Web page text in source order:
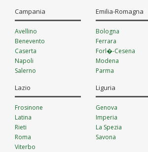
Campania
Avellino
Benevento
Caserta
Napoli
Salerno
Emilia-Romagna
Bologna
Ferrara
Forl�-Cesena
Modena
Parma
Ravenna
Reggio Emilia
Rimini
Lazio
Frosinone
Latina
Rieti
Roma
Viterbo
Liguria
Genova
Imperia
La Spezia
Savona